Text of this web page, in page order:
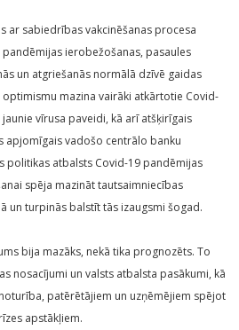
ar sabiedrības vakcinēšanas procesa
ierobežošanas, pasaules
un atgriešanās normālā dzīvē gaidas
mazina vairāki atkārtotie Covid-
vīrusa paveidi, kā arī atšķirīgais
apjomīgais vadošo centrālo banku
politikas atbalsts Covid-19 pandēmijas
spēja mazināt tautsaimniecības
un turpinās balstīt tās izaugsmi šogad.
bija mazāks, nekā tika prognozēts. To
nosacījumi un valsts atbalsta pasākumi, kā
patērētājiem un uzņēmējiem spējot
apstākļiem.